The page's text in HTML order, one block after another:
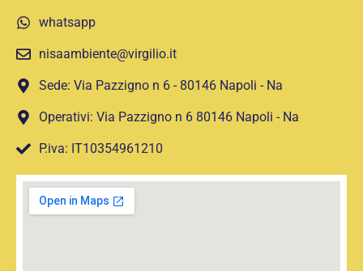
whatsapp
nisaambiente@virgilio.it
Sede: Via Pazzigno n 6 - 80146 Napoli - Na
Operativi: Via Pazzigno n 6 80146 Napoli - Na
P.iva: IT10354961210